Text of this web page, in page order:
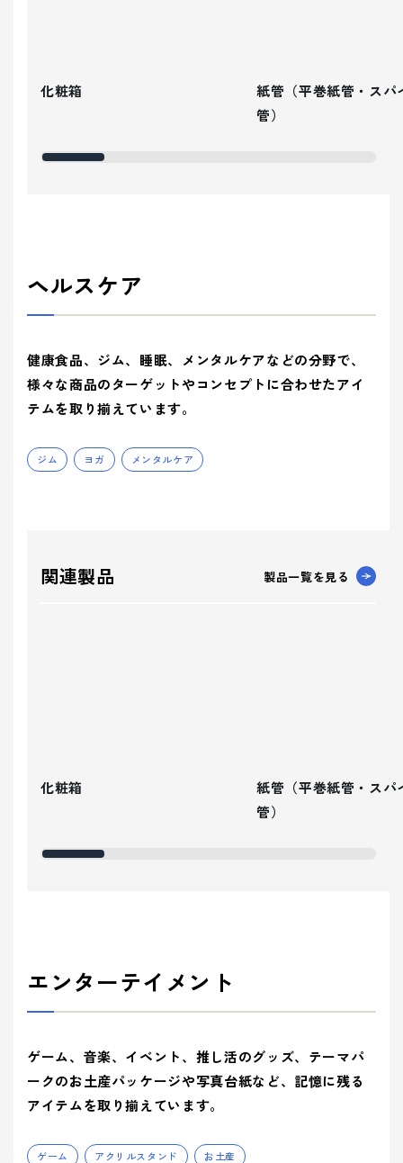
化粧箱
紙管（平巻紙管・スパ
管）
ヘルスケア
健康食品、ジム、睡眠、メンタルケアなどの分野で、
様々な商品のターゲットやコンセプトに合わせたアイ
テムを取り揃えています。
ジム ヨガ メンタルケア
関連製品 製品一覧を見る
化粧箱
紙管（平巻紙管・スパ
管）
エンターテイメント
ゲーム、音楽、イベント、推し活のグッズ、テーマパ
ークのお土産パッケージや写真台紙など、記憶に残る
アイテムを取り揃えています。
ゲーム アクリルスタンド お土産